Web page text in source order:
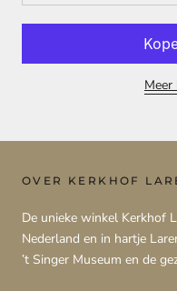
OVER KERKHOF
De unieke winkel Kerkhof
Nederland en in hartje
’t Singer Museum en de